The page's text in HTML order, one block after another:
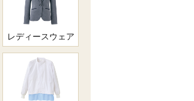
レディースウェア